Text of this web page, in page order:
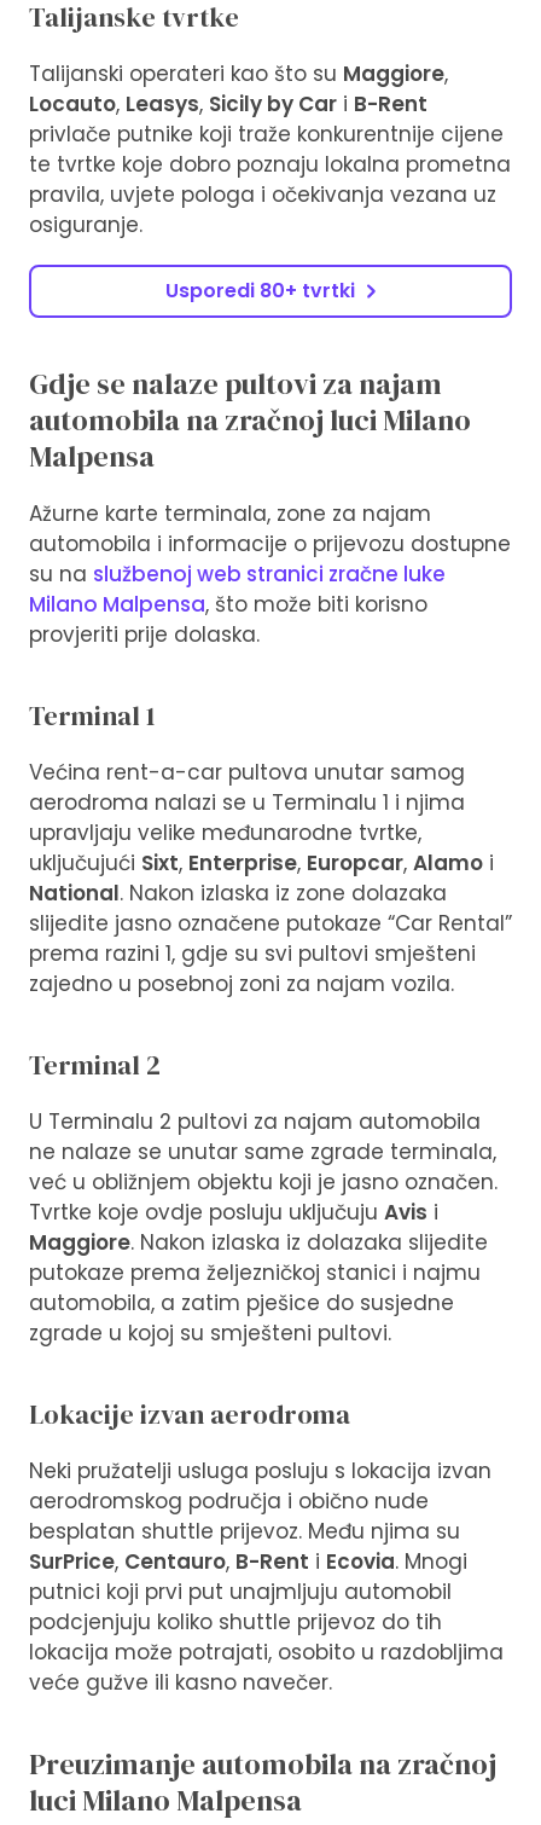
Talijanske tvrtke
Talijanski operateri kao što su Maggiore,
Locauto, Leasys, Sicily by Car i B-Rent
privlače putnike koji traže konkurentnije cijene
te tvrtke koje dobro poznaju lokalna prometna
pravila, uvjete pologa i očekivanja vezana uz
osiguranje.
Usporedi 80+ tvrtki
Gdje se nalaze pultovi za najam
automobila na zračnoj luci Milano
Malpensa
Ažurne karte terminala, zone za najam
automobila i informacije o prijevozu dostupne
su na službenoj web stranici zračne luke
Milano Malpensa, što može biti korisno
provjeriti prije dolaska.
Terminal 1
Većina rent-a-car pultova unutar samog
aerodroma nalazi se u Terminalu 1 i njima
upravljaju velike međunarodne tvrtke,
uključujući Sixt, Enterprise, Europcar, Alamo i
National. Nakon izlaska iz zone dolazaka
slijedite jasno označene putokaze “Car Rental”
prema razini 1, gdje su svi pultovi smješteni
zajedno u posebnoj zoni za najam vozila.
Terminal 2
U Terminalu 2 pultovi za najam automobila
ne nalaze se unutar same zgrade terminala,
već u obližnjem objektu koji je jasno označen.
Tvrtke koje ovdje posluju uključuju Avis i
Maggiore. Nakon izlaska iz dolazaka slijedite
putokaze prema željezničkoj stanici i najmu
automobila, a zatim pješice do susjedne
zgrade u kojoj su smješteni pultovi.
Lokacije izvan aerodroma
Neki pružatelji usluga posluju s lokacija izvan
aerodromskog područja i obično nude
besplatan shuttle prijevoz. Među njima su
SurPrice, Centauro, B-Rent i Ecovia. Mnogi
putnici koji prvi put unajmljuju automobil
podcjenjuju koliko shuttle prijevoz do tih
lokacija može potrajati, osobito u razdobljima
veće gužve ili kasno navečer.
Preuzimanje automobila na zračnoj
luci Milano Malpensa